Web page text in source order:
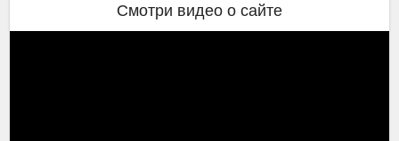
Смотри видео о сайте